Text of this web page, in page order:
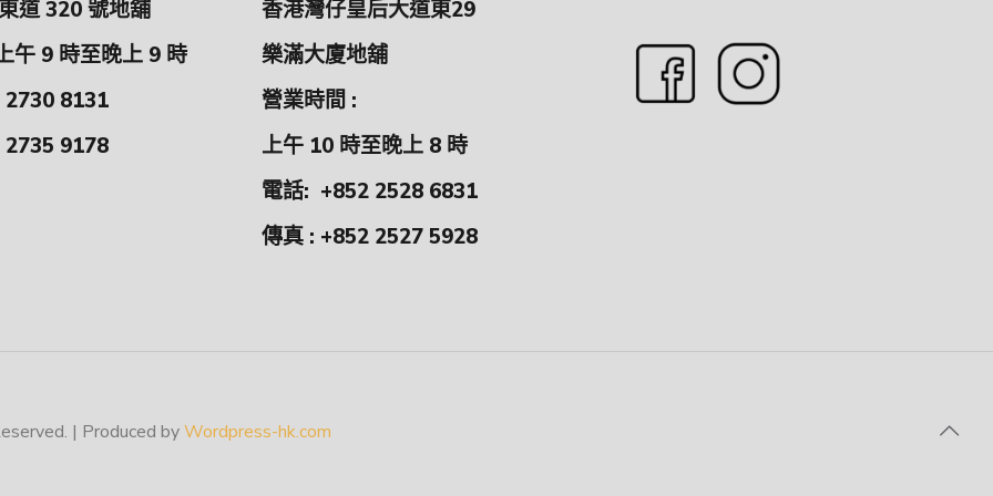
道 320 號地舖
午 9 時至晚上 9 時
2730 8131
2735 9178
香港灣仔皇后大道東29
樂滿大廈地舖
營業時間 :
上午 10 時至晚上 8 時
電話: +852 2528 6831
傳真 : +852 2527 5928
| Produced byWordpress-hk.com